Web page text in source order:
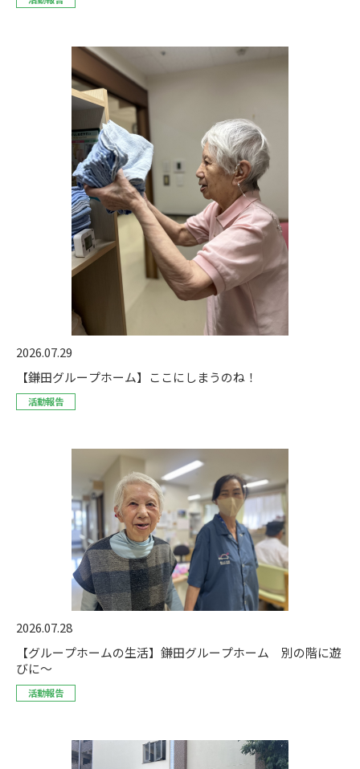
2026.07.29
【鎌田グループホーム】ここにしまうのね！
活動報告
2026.07.28
【グループホームの生活】鎌田グループホーム 別の階に遊
びに～
活動報告